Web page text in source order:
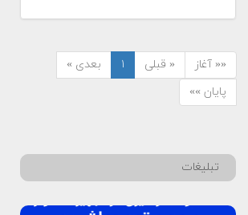
«« آغاز « قبلی ۱
بعدی »
پایان »»
تبلیغات